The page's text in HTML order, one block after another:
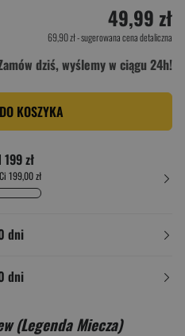
49,99 zł
69,90 zł- sugerowana cena detaliczna
dziś, wyślemy w ciągu 24h!
KOSZYKA
zł
199,00 zł
dni
dni
(Legenda Miecza)